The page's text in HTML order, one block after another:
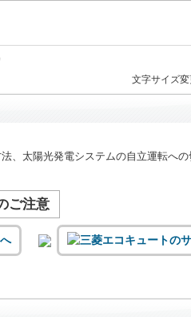
文字サイズ変
、太陽光発電システムの自立運転へ
ご注意